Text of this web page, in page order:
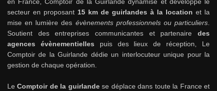
secteur en proposant 15 km de guirlandes à la location et la
mise en lumière des évènements professionnels ou particuliers
Soutient des entreprises communicantes et partenaire des
agences évènementielles puis des lieux de réception, Le
Comptoir de la Guirlande dédie un interlocuteur unique pour la
gestion de chaque opération.
LeComptoir de la guirlandese déplace dans toute la France et